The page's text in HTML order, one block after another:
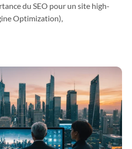
du SEO pour un site high-
Optimization),